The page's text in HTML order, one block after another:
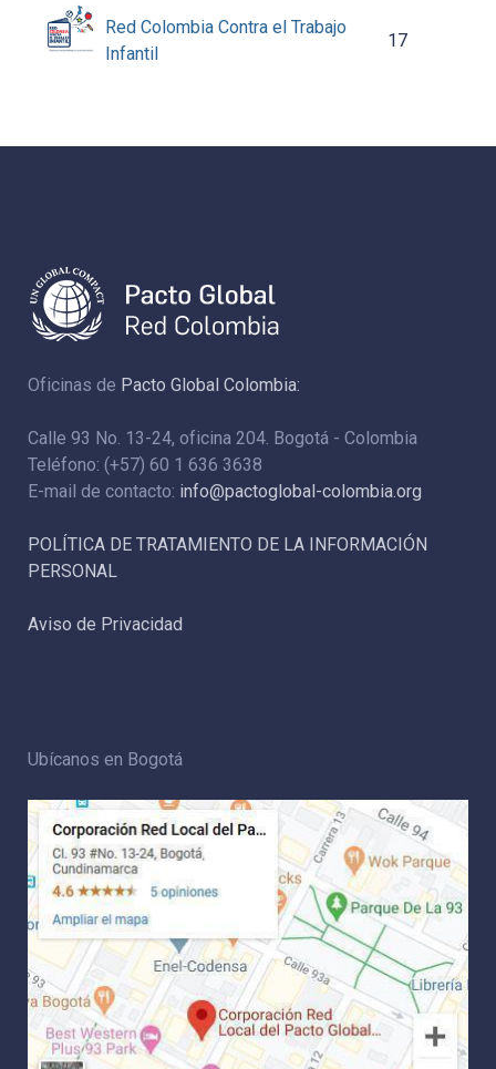
Red Colombia Contra el Trabajo
Infantil
17
Oficinas de Pacto Global Colombia:
Calle 93 No. 13-24, oficina 204. Bogotá - Colombia
Teléfono: (+57) 60 1 636 3638
E-mail de contacto: info@pactoglobal-colombia.org
POLÍTICA DE TRATAMIENTO DE LA INFORMACIÓN
PERSONAL
Aviso de Privacidad
Ubícanos en Bogotá